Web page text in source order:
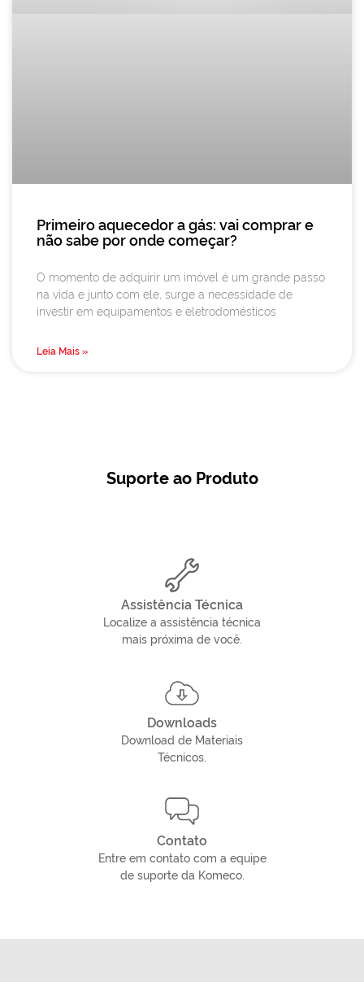
Primeiro aquecedor a gás: vai comprar e
não sabe por onde começar?
O momento de adquirir um imóvel é um grande passo
na vida e junto com ele, surge a necessidade de
investir em equipamentos e eletrodomésticos
Leia Mais »
Suporte ao Produto
Assistência Técnica
Localize a assistência técnica
mais próxima de você.
Downloads
Download de Materiais
Técnicos.
Contato
Entre em contato com a equipe
de suporte da Komeco.